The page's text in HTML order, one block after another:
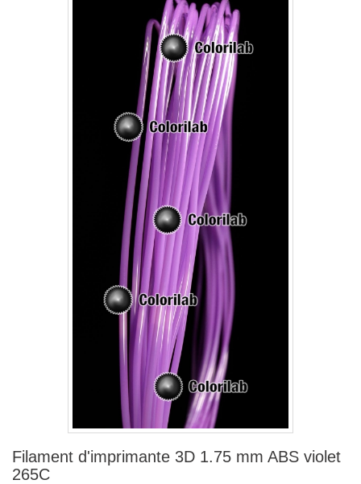
Filament d'imprimante 3D 1.75 mm ABS violet
265C